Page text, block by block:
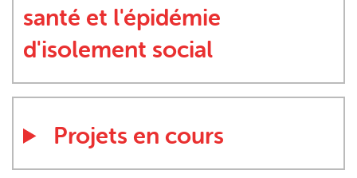
santé et l'épidémie
d'isolement social
Projets en cours